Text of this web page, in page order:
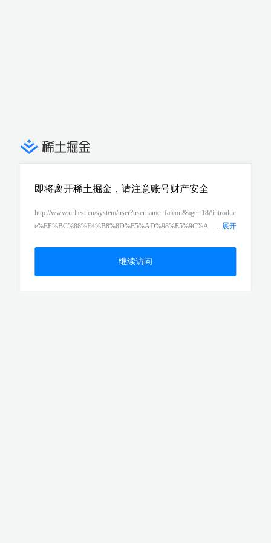
即将离开稀土掘金，请注意账号财产安全
展开
http://www.urltest.cn/system/user?username=falcon&age=18#introduc
e%EF%BC%88%E4%B8%8D%E5%AD%98%E5%9C%A
继续访问